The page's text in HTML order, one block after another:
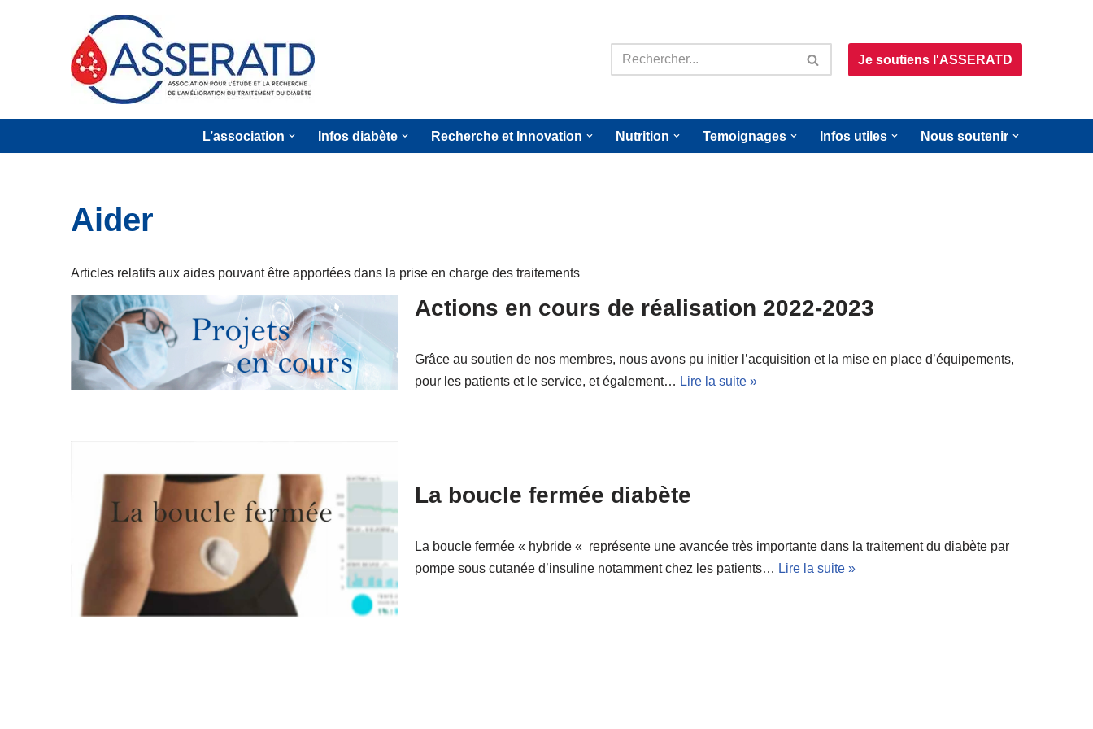
Je soutiens l'ASSERATD
L’association Infos diabète Recherche et Innovation Nutrition Temoignages Infos utiles Nous soutenir
Aider
Articles relatifs aux aides pouvant être apportées dans la prise en charge des traitements
Actions en cours de réalisation 2022-2023
Grâce au soutien de nos membres, nous avons pu initier l’acquisition et la mise en place d’équipements,
pour les patients et le service, et également… Lire la suite »
La boucle fermée diabète
La boucle fermée « hybride « représente une avancée très importante dans la traitement du diabète par
pompe sous cutanée d’insuline notamment chez les patients… Lire la suite »